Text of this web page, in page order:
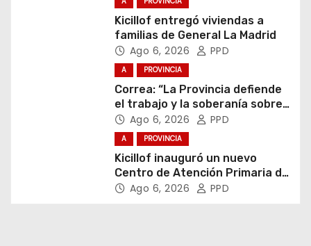
Kicillof entregó viviendas a
familias de General La Madrid
Ago 6, 2026 PPD
A PROVINCIA
Correa: “La Provincia defiende
el trabajo y la soberanía sobre
puertos y ríos”
Ago 6, 2026 PPD
A PROVINCIA
Kicillof inauguró un nuevo
Centro de Atención Primaria de
la Salud
Ago 6, 2026 PPD